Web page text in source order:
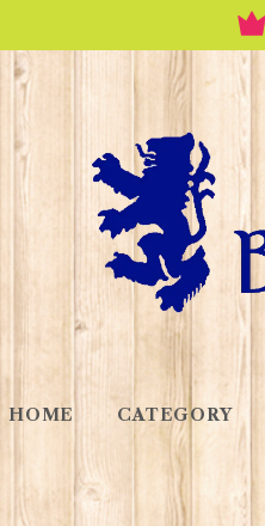
HOME CATEGORY